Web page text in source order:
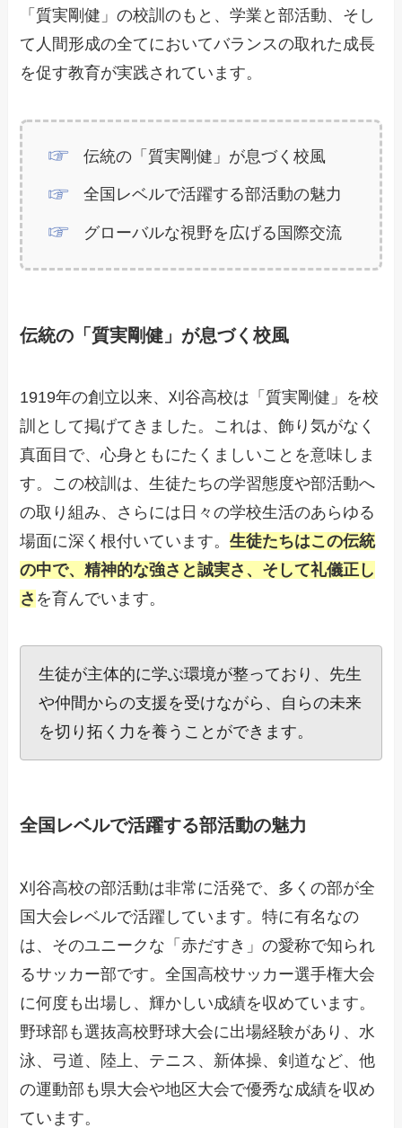
「質実剛健」の校訓のもと、学業と部活動、そし
て人間形成の全てにおいてバランスの取れた成長
を促す教育が実践されています。
伝統の「質実剛健」が息づく校風
全国レベルで活躍する部活動の魅力
グローバルな視野を広げる国際交流
伝統の「質実剛健」が息づく校風
1919年の創立以来、刈谷高校は「質実剛健」を校
訓として掲げてきました。これは、飾り気がなく
真面目で、心身ともにたくましいことを意味しま
す。この校訓は、生徒たちの学習態度や部活動へ
の取り組み、さらには日々の学校生活のあらゆる
場面に深く根付いています。生徒たちはこの伝統
の中で、精神的な強さと誠実さ、そして礼儀正し
さ を育んでいます。
生徒が主体的に学ぶ環境が整っており、先生
や仲間からの支援を受けながら、自らの未来
を切り拓く力を養うことができます。
全国レベルで活躍する部活動の魅力
刈谷高校の部活動は非常に活発で、多くの部が全
国大会レベルで活躍しています。特に有名なの
は、そのユニークな「赤だすき」の愛称で知られ
るサッカー部です。全国高校サッカー選手権大会
に何度も出場し、輝かしい成績を収めています。
野球部も選抜高校野球大会に出場経験があり、水
泳、弓道、陸上、テニス、新体操、剣道など、他
の運動部も県大会や地区大会で優秀な成績を収め
ています。